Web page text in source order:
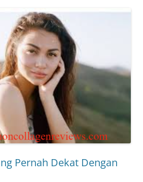
Pernah Dekat Dengan